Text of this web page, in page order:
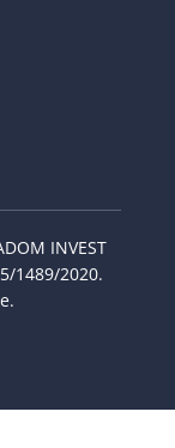
INVEST
1489/2020.